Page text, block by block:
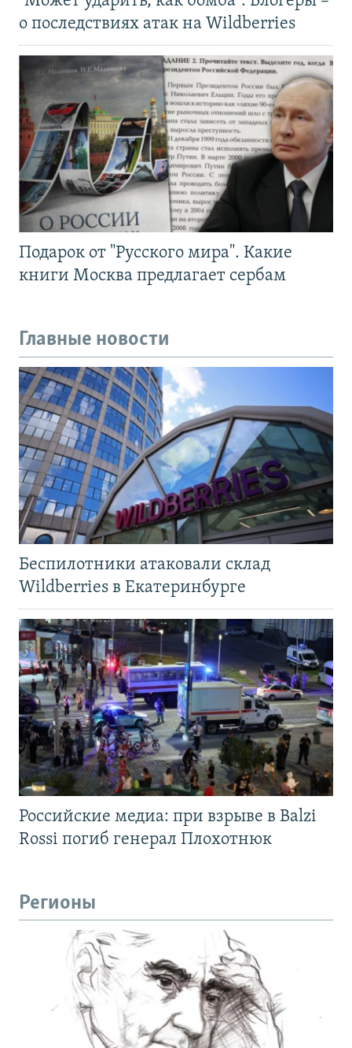
о последствиях атак на Wildberries
Подарок от "Русского мира". Какие
книги Москва предлагает сербам
Главные новости
Беспилотники атаковали склад
Wildberries в Екатеринбурге
Российские медиа: при взрыве в Balzi
Rossi погиб генерал Плохотнюк
Регионы